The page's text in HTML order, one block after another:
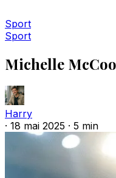
Sport
Sport
Michelle
Harry
· 18 mai 2025 · 5 min